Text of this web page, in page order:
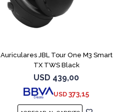
Auriculares JBL Tour One M3 Smart
TX TWS Black
USD 439,00
USD 373,15